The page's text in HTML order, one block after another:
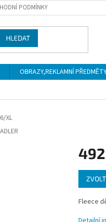
PODMÍNKY
HLEDAT
OBRAZY,REKLAMNÍ
XL
ADLER
Měrná
cena:
Fleece